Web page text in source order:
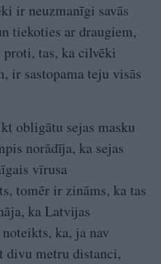
ir neuzmanīgi savās
tiekoties ar draugiem,
proti, tas, ka cilvēki
ir sastopama teju visās
obligātu sejas masku
norādīja, ka sejas
vīrusa
tomēr ir zināms, ka tas
ka Latvijas
ka, ja nav
divu metru distanci,